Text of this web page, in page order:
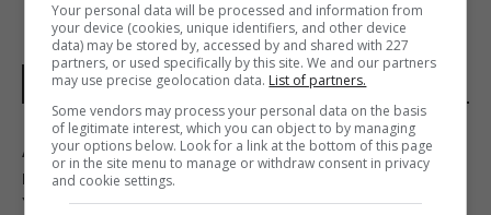
НОВИНИ УКРАЇНИ І СВІТУ
Астролог Влад Росс здивував новим
прогнозом щодо завершення війни в
Україні
Your personal data will be processed and information from
your device (cookies, unique identifiers, and other device
data) may be stored by, accessed by and shared with 227
partners, or used specifically by this site. We and our partners
may use precise geolocation data. List of partners.
Some vendors may process your personal data on the basis
of legitimate interest, which you can object to by managing
your options below. Look for a link at the bottom of this page
or in the site menu to manage or withdraw consent in privacy
and cookie settings.